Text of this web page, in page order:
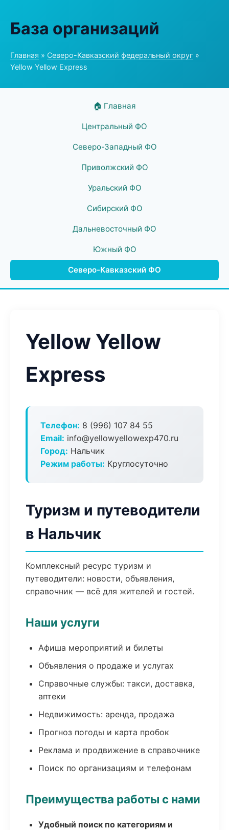
База организаций
Главная » Северо-Кавказский федеральный округ »
Yellow Yellow Express
🏠 Главная
Центральный ФО
Северо-Западный ФО
Приволжский ФО
Уральский ФО
Сибирский ФО
Дальневосточный ФО
Южный ФО
Северо-Кавказский ФО
Yellow Yellow
Express
Телефон: 8 (996) 107 84 55
Email: info@yellowyellowexp470.ru
Город: Нальчик
Режим работы: Круглосуточно
Туризм и путеводители
в Нальчик
Комплексный ресурс туризм и
путеводители: новости, объявления,
справочник — всё для жителей и гостей.
Наши услуги
Афиша мероприятий и билеты
Объявления о продаже и услугах
Справочные службы: такси, доставка,
аптеки
Недвижимость: аренда, продажа
Прогноз погоды и карта пробок
Реклама и продвижение в справочнике
Поиск по организациям и телефонам
Преимущества работы с нами
Удобный поиск по категориям и